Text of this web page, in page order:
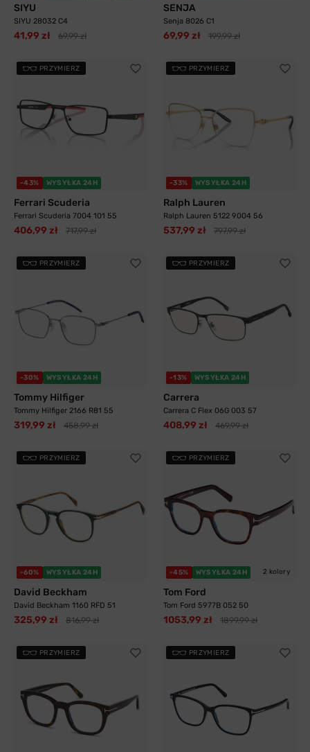
SIYU
SIYU 28032 C4
41,99 zł 69,99 zł
SENJA
Senja 8026 C1
69,99 zł 199,99 zł
PRZYMIERZ
-43% WYSYŁKA 24H
Ferrari Scuderia
Ferrari Scuderia 7004 101 55
406,99 zł 717,99 zł
PRZYMIERZ
-33% WYSYŁKA 24H
Ralph Lauren
Ralph Lauren 5122 9004 56
537,99 zł 797,99 zł
PRZYMIERZ
-30% WYSYŁKA 24H
Tommy Hilfiger
Tommy Hilfiger 2166 R81 55
319,99 zł 458,99 zł
PRZYMIERZ
-13% WYSYŁKA 24H
Carrera
Carrera C Flex 06G 003 57
408,99 zł 469,99 zł
PRZYMIERZ
-60% WYSYŁKA 24H
David Beckham
David Beckham 1160 RFD 51
325,99 zł 816,99 zł
PRZYMIERZ
-45% WYSYŁKA 24H 2 kolory
Tom Ford
Tom Ford 5977B 052 50
1053,99 zł 1899,99 zł
PRZYMIERZ PRZYMIERZ